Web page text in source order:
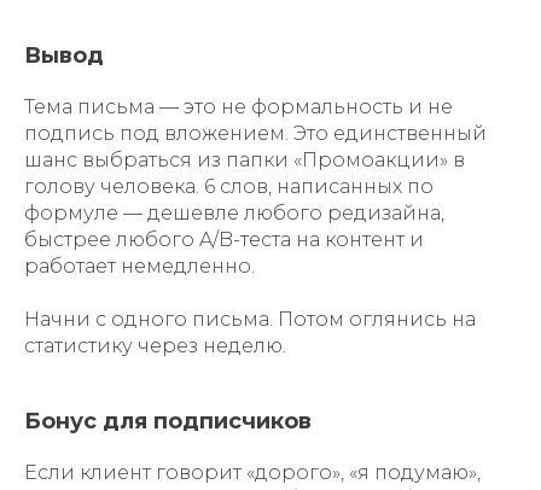
Вывод
Тема письма — это не формальность и не
подпись под вложением. Это единственный
шанс выбраться из папки «Промоакции» в
голову человека. 6 слов, написанных по
формуле — дешевле любого редизайна,
быстрее любого A/B-теста на контент и
работает немедленно.
Начни с одного письма. Потом оглянись на
статистику через неделю.
Бонус для подписчиков
Если клиент говорит «дорого», «я подумаю»,